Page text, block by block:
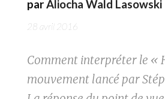
parAliocha Wald Lasowski
28 avril 2016
Comment interpréter le «
mouvement lancé par